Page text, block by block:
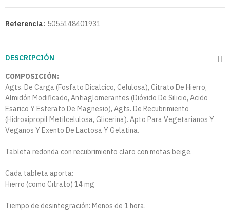
Referencia: 5055148401931
DESCRIPCIÓN
COMPOSICIÓN:
Agts. De Carga (Fosfato Dicalcico, Celulosa), Citrato De Hierro,
Almidón Modificado, Antiaglomerantes (Dióxido De Silicio, Acido
Esarico Y Esterato De Magnesio), Agts. De Recubrimiento
(Hidroxipropil Metilcelulosa, Glicerina). Apto Para Vegetarianos Y
Veganos Y Exento De Lactosa Y Gelatina.
Tableta redonda con recubrimiento claro con motas beige.
Cada tableta aporta:
Hierro (como Citrato) 14 mg
Tiempo de desintegración: Menos de 1 hora.